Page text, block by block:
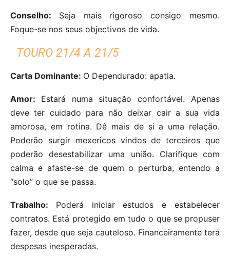
Conselho: Seja mais rigoroso consigo mesmo.
Foque-se nos seus objectivos de vida.
TOURO 21/4 A 21/5
Carta Dominante: O Dependurado: apatia.
Amor: Estará numa situação confortável. Apenas
deve ter cuidado para não deixar cair a sua vida
amorosa, em rotina. Dê mais de si a uma relação.
Poderão surgir mexericos vindos de terceiros que
poderão desestabilizar uma união. Clarifique com
calma e afaste-se de quem o perturba, entendo a
“solo” o que se passa.
Trabalho: Poderá iniciar estudos e estabelecer
contratos. Está protegido em tudo o que se propuser
fazer, desde que seja cauteloso. Financeiramente terá
despesas inesperadas.